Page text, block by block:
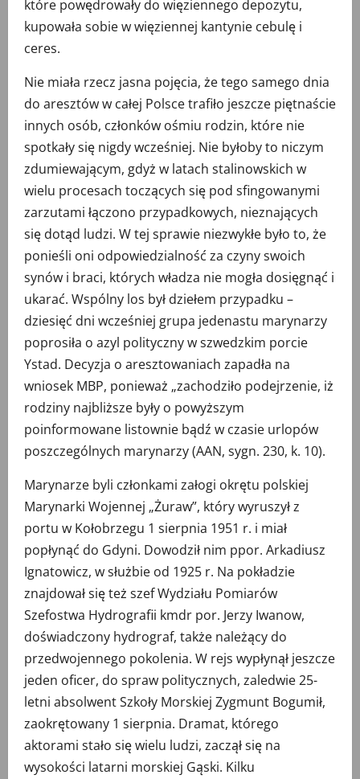
które powędrowały do więziennego depozytu,
kupowała sobie w więziennej kantynie cebulę i
ceres.
Nie miała rzecz jasna pojęcia, że tego samego dnia
do aresztów w całej Polsce trafiło jeszcze piętnaście
innych osób, członków ośmiu rodzin, które nie
spotkały się nigdy wcześniej. Nie byłoby to niczym
zdumiewającym, gdyż w latach stalinowskich w
wielu procesach toczących się pod sfingowanymi
zarzutami łączono przypadkowych, nieznających
się dotąd ludzi. W tej sprawie niezwykłe było to, że
ponieśli oni odpowiedzialność za czyny swoich
synów i braci, których władza nie mogła dosięgnąć i
ukarać. Wspólny los był dziełem przypadku –
dziesięć dni wcześniej grupa jedenastu marynarzy
poprosiła o azyl polityczny w szwedzkim porcie
Ystad. Decyzja o aresztowaniach zapadła na
wniosek MBP, ponieważ „zachodziło podejrzenie, iż
rodziny najbliższe były o powyższym
poinformowane listownie bądź w czasie urlopów
poszczególnych marynarzy (AAN, sygn. 230, k. 10).
Marynarze byli członkami załogi okrętu polskiej
Marynarki Wojennej „Żuraw”, który wyruszył z
portu w Kołobrzegu 1 sierpnia 1951 r. i miał
popłynąć do Gdyni. Dowodził nim ppor. Arkadiusz
Ignatowicz, w służbie od 1925 r. Na pokładzie
znajdował się też szef Wydziału Pomiarów
Szefostwa Hydrografii kmdr por. Jerzy Iwanow,
doświadczony hydrograf, także należący do
przedwojennego pokolenia. W rejs wypłynął jeszcze
jeden oficer, do spraw politycznych, zaledwie 25-
letni absolwent Szkoły Morskiej Zygmunt Bogumił,
zaokrętowany 1 sierpnia. Dramat, którego
aktorami stało się wielu ludzi, zaczął się na
wysokości latarni morskiej Gąski. Kilku